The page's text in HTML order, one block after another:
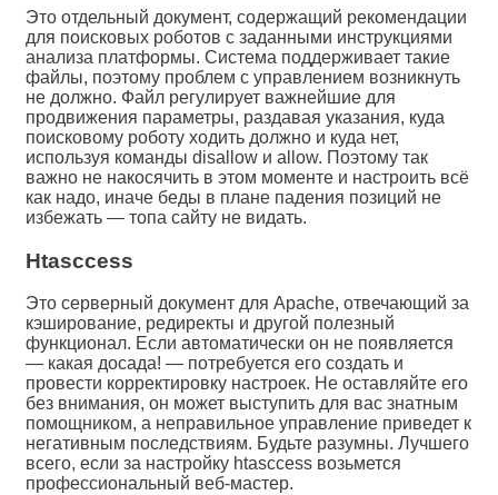
Это отдельный документ, содержащий рекомендации
для поисковых роботов с заданными инструкциями
анализа платформы. Система поддерживает такие
файлы, поэтому проблем с управлением возникнуть
не должно. Файл регулирует важнейшие для
продвижения параметры, раздавая указания, куда
поисковому роботу ходить должно и куда нет,
используя команды disallow и allow. Поэтому так
важно не накосячить в этом моменте и настроить всё
как надо, иначе беды в плане падения позиций не
избежать — топа сайту не видать.
Htasccess
Это серверный документ для Apache, отвечающий за
кэширование, редиректы и другой полезный
функционал. Если автоматически он не появляется
— какая досада! — потребуется его создать и
провести корректировку настроек. Не оставляйте его
без внимания, он может выступить для вас знатным
помощником, а неправильное управление приведет к
негативным последствиям. Будьте разумны. Лучшего
всего, если за настройку htasccess возьмется
профессиональный веб-мастер.